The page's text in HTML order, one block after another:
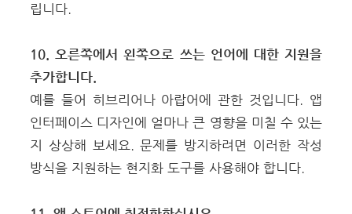
립니다.
10. 오른쪽에서 왼쪽으로 쓰는 언어에 대한 지원을
추가합니다.
예를 들어 히브리어나 아랍어에 관한 것입니다. 앱
인터페이스 디자인에 얼마나 큰 영향을 미칠 수 있는
지 상상해 보세요. 문제를 방지하려면 이러한 작성
방식을 지원하는 현지화 도구를 사용해야 합니다.